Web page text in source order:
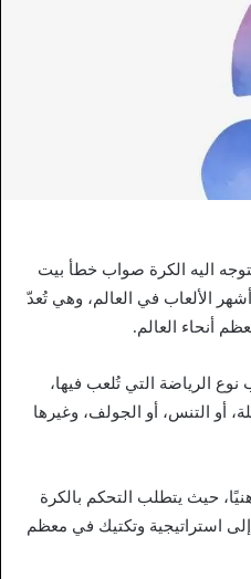
اليه الكرة صواب خطأ بيت
الألعاب في العالم، وهي تُعدّ
أنحاء العالم.
الرياضة التي تُلعب فيها،
أو التنس، أو الجولف، وغيرها
حيث يتطلب التحكم بالكرة
إلى استراتيجية وتكتيك في معظم